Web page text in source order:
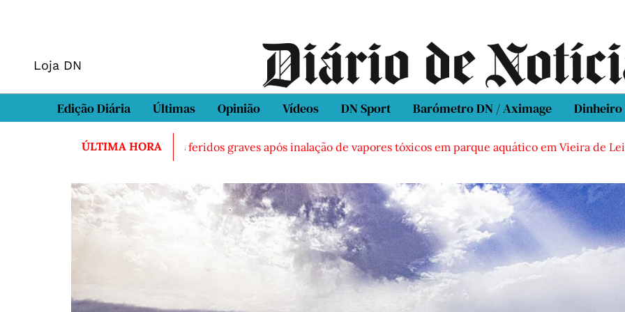
Loja DN
Edição Diária Últimas Opinião Vídeos DN Sport Barómetro DN / Aximage Dinheiro
ÚLTIMA HORA
morto em Sintra Três feridos graves após inalação de vapores tóxicos em parque aquático em Vieira de Leiria